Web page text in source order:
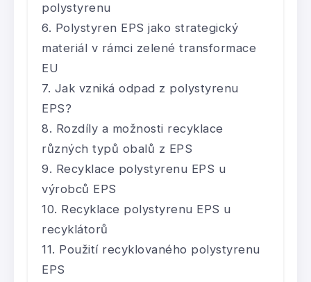
polystyrenu
Polystyren EPS jako strategický
materiál v rámci zelené transformace
EU
Jak vzniká odpad z polystyrenu
EPS?
Rozdíly a možnosti recyklace
různých typů obalů z EPS
Recyklace polystyrenu EPS u
výrobců EPS
Recyklace polystyrenu EPS u
recyklátorů
Použití recyklovaného polystyrenu
EPS